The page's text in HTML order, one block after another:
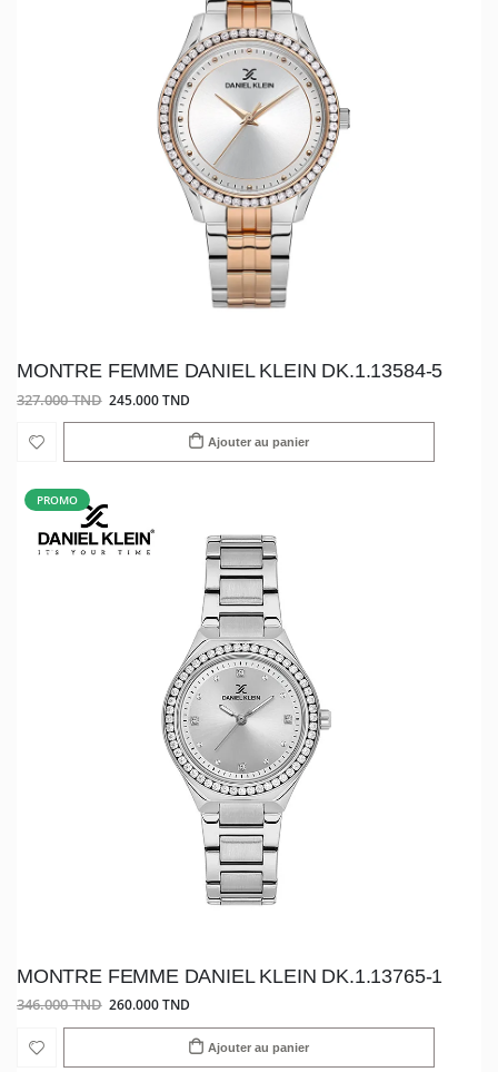
MONTRE FEMME DANIEL KLEIN DK.1.13584-5
327.000 TND 245.000 TND
Ajouter au panier
PROMO
MONTRE FEMME DANIEL KLEIN DK.1.13765-1
346.000 TND 260.000 TND
Ajouter au panier